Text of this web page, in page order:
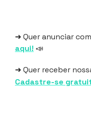
➜ Quer anunciar
aqui! 📣
➜ Quer receber
Cadastre-se